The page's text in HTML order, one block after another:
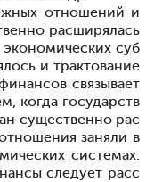
отношений и
расширялась
суб
и трактование
связывает
когда государств
существенно рас
заняли в
системах.
следует расс